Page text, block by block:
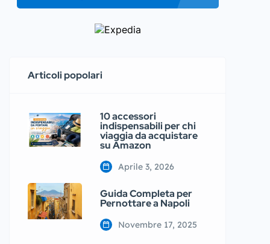
soluzione abitativa rappresenta
una scelta ideale per coppie o
Articoli popolari
10 accessori
indispensabili per chi
viaggia da acquistare
su Amazon
Aprile 3, 2026
Guida Completa per
Pernottare a Napoli
Novembre 17, 2025